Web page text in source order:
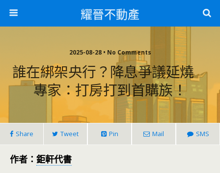
耀晉不動產
2025-08-28 • No Comments
誰在綁架央行？降息爭議延燒
專家：打房打到首購族！
Share Tweet Pin Mail SMS
作者： 鉅軒代書